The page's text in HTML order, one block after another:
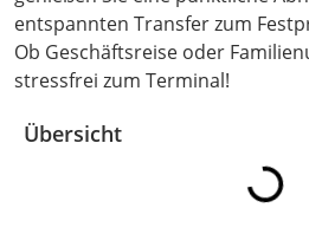
entspannten Transfer zum
Ob Geschäftsreise oder
stressfrei zum Terminal!
Übersicht